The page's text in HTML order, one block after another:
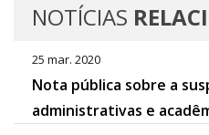
NOTÍCIAS
25 mar. 2020
Nota pública sobre a
administrativas e